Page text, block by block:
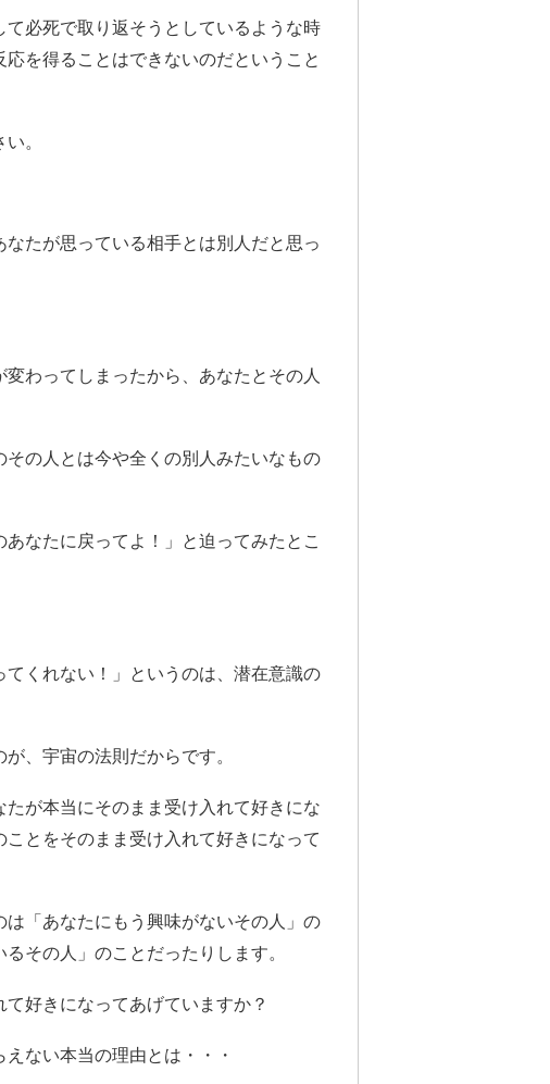
て必死で取り返そうとしているような時
を得ることはできないのだということ
。
たが思っている相手とは別人だと思っ
わってしまったから、あなたとその人
の人とは今や全くの別人みたいなもの
なたに戻ってよ！」と迫ってみたとこ
てくれない！」というのは、潜在意識の
、宇宙の法則だからです。
が本当にそのまま受け入れて好きにな
とをそのまま受け入れて好きになって
「あなたにもう興味がないその人」の
その人」のことだったりします。
好きになってあげていますか？
ない本当の理由とは・・・